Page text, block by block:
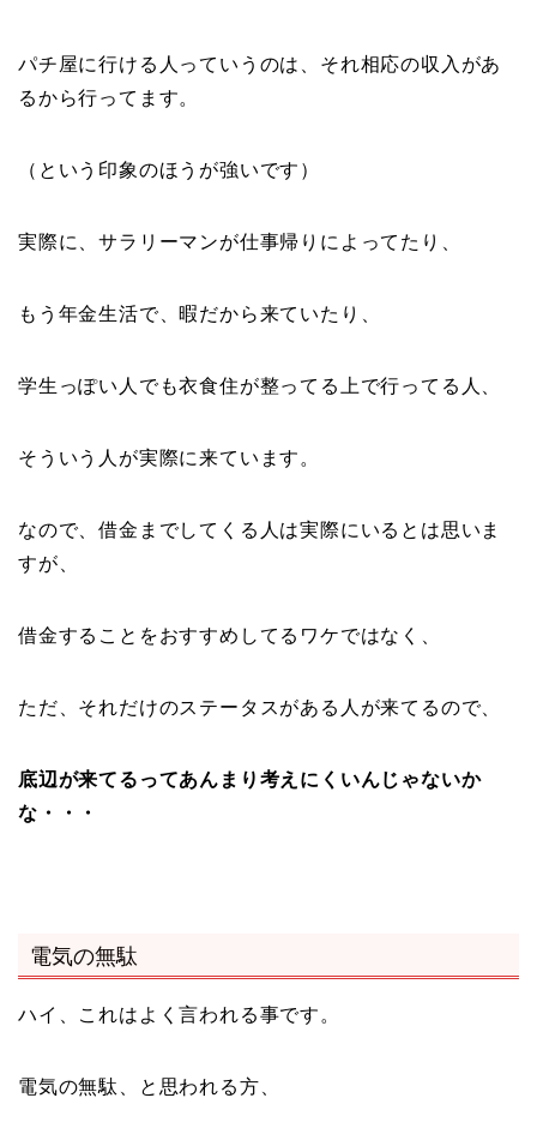
パチ屋に行ける人っていうのは、それ相応の収入があ
るから行ってます。
（という印象のほうが強いです）
実際に、サラリーマンが仕事帰りによってたり、
もう年金生活で、暇だから来ていたり、
学生っぽい人でも衣食住が整ってる上で行ってる人、
そういう人が実際に来ています。
なので、借金までしてくる人は実際にいるとは思いま
すが、
借金することをおすすめしてるワケではなく、
ただ、それだけのステータスがある人が来てるので、
底辺が来てるってあんまり考えにくいんじゃないか
な・・・
電気の無駄
ハイ、これはよく言われる事です。
電気の無駄、と思われる方、